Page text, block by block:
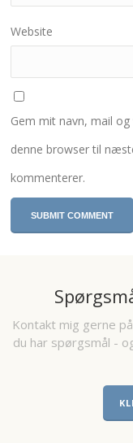
Website
Gem mit navn, mail og
denne browser til
kommenterer.
Kontakt mig gerne
du har spørgsmål -